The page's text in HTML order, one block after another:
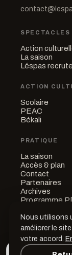
SPECTACLES
Action
La saison
Léspas recrute
ACTION
Scolaire
PEAC
Békali
PRATIQUE
La saison
Accès & plan
Contact
Partenaires
Archives
Programme
© 2026 Léspas
·
Mentions légales
L’appli
Nous utilisons
améliorer le
votre accord.